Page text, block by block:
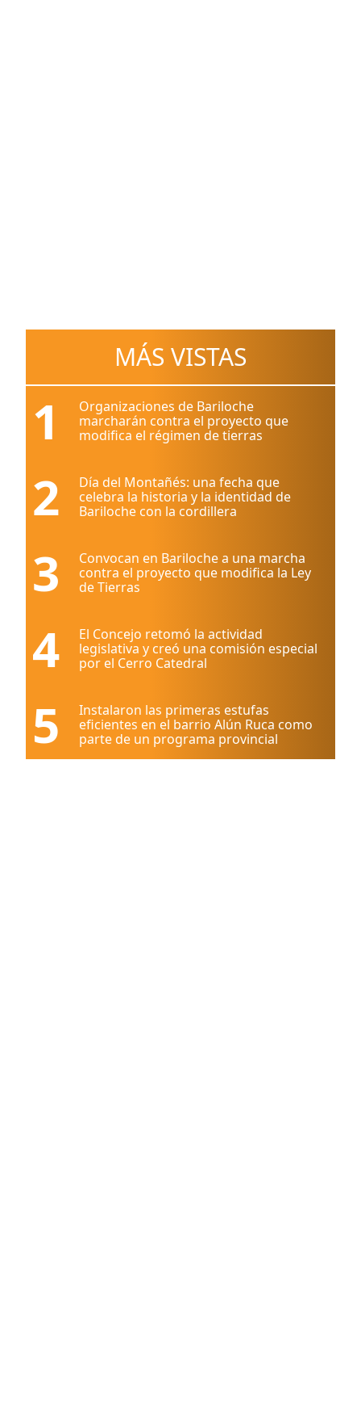
MÁS VISTAS
1
Organizaciones de Bariloche
marcharán contra el proyecto que
modifica el régimen de tierras
2
Día del Montañés: una fecha que
celebra la historia y la identidad de
Bariloche con la cordillera
3
Convocan en Bariloche a una marcha
contra el proyecto que modifica la Ley
de Tierras
4
El Concejo retomó la actividad
legislativa y creó una comisión especial
por el Cerro Catedral
5
Instalaron las primeras estufas
eficientes en el barrio Alún Ruca como
parte de un programa provincial